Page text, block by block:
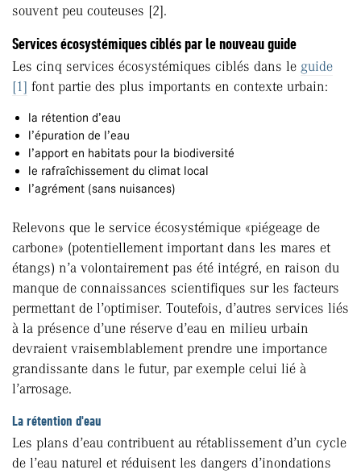
souvent peu couteuses [2].
Services écosystémiques ciblés par le nouveau guide
Les cinq services écosystémiques ciblés dans le guide
[1] font partie des plus importants en contexte urbain:
la rétention d’eau
l’épuration de l’eau
l’apport en habitats pour la biodiversité
le rafraîchissement du climat local
l’agrément (sans nuisances)
Relevons que le service écosystémique «piégeage de
carbone» (potentiellement important dans les mares et
étangs) n’a volontairement pas été intégré, en raison du
manque de connaissances scientifiques sur les facteurs
permettant de l’optimiser. Toutefois, d’autres services liés
à la présence d’une réserve d’eau en milieu urbain
devraient vraisemblablement prendre une importance
grandissante dans le futur, par exemple celui lié à
l’arrosage.
La rétention d'eau
Les plans d’eau contribuent au rétablissement d’un cycle
de l’eau naturel et réduisent les dangers d’inondations